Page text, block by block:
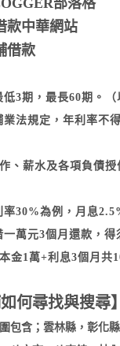
款中華網站
借款
3期，最長60期。（
法規定，年利率不
、薪水及各項負債
30%為例，月息
萬元3個月還款，得
金1萬+利息3個月共
何尋找與搜尋】
包含；雲林縣，彰化